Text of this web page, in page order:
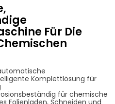
Für Die
Komplettlösung für
für chemische
Folienladen, Schneiden und